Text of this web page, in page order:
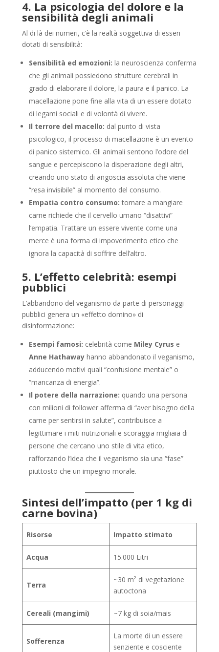
4. La psicologia del dolore e la
sensibilità degli animali
Al di là dei numeri, c’è la realtà soggettiva di esseri
dotati di sensibilità:
Sensibilità ed emozioni: la neuroscienza conferma
che gli animali possiedono strutture cerebrali in
grado di elaborare il dolore, la paura e il panico. La
macellazione pone fine alla vita di un essere dotato
di legami sociali e di volontà di vivere.
Il terrore del macello: dal punto di vista
psicologico, il processo di macellazione è un evento
di panico sistemico. Gli animali sentono l’odore del
sangue e percepiscono la disperazione degli altri,
creando uno stato di angoscia assoluta che viene
“resa invisibile” al momento del consumo.
Empatia contro consumo: tornare a mangiare
carne richiede che il cervello umano “disattivi”
l’empatia. Trattare un essere vivente come una
merce è una forma di impoverimento etico che
ignora la capacità di soffrire dell’altro.
5. L’effetto celebrità: esempi
pubblici
L’abbandono del veganismo da parte di personaggi
pubblici genera un «effetto domino» di
disinformazione:
Esempi famosi: celebrità come Miley Cyrus e
Anne Hathawayhanno abbandonato il veganismo,
adducendo motivi quali “confusione mentale” o
“mancanza di energia”.
Il potere della narrazione: quando una persona
con milioni di follower afferma di “aver bisogno della
carne per sentirsi in salute”, contribuisce a
legittimare i miti nutrizionali e scoraggia migliaia di
persone che cercano uno stile di vita etico,
rafforzando l’idea che il veganismo sia una “fase”
piuttosto che un impegno morale.
Sintesi dell’impatto (per 1 kg di
carne bovina)
Risorse Impatto stimato
Acqua 15.000 Litri
Terra
~30 m² di vegetazione
autoctona
Cereali (mangimi) ~7 kg di soia/mais
Sofferenza
La morte di un essere
senziente e cosciente